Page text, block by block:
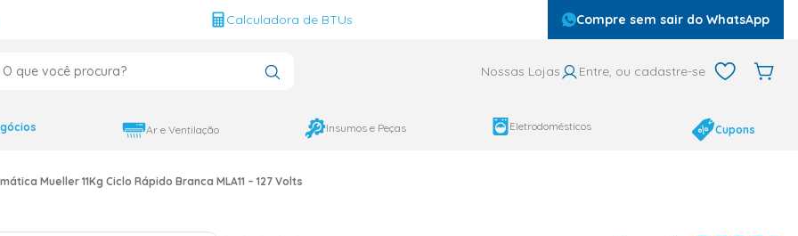
Calculadora de BTUs Compre sem sair do WhatsApp
Nossas Lojas Entre, ou cadastre-se
Ar e Ventilação Insumos e Peças Eletrodomésticos Cupons
Mueller 11Kg Ciclo Rápido Branca MLA11 – 127 Volts